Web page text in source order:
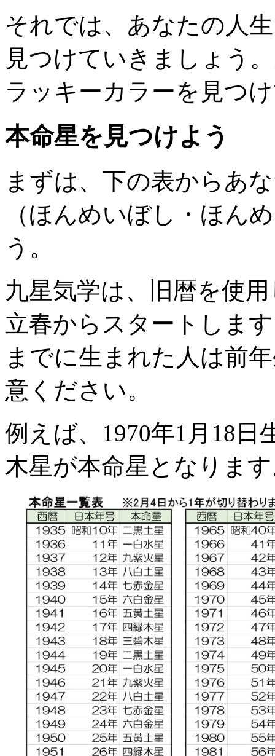
それでは、あなたの人
見つけていきましょう
ラッキーカラーを見つ
本命星を見つけよう
まずは、下の表からあ
（ほんめいぼし・ほん
う。
九星気学は、旧暦を使
立春からスタートしま
までに生まれた人は前
意ください。
例えば、1970年1月18日
木星が本命星となりま